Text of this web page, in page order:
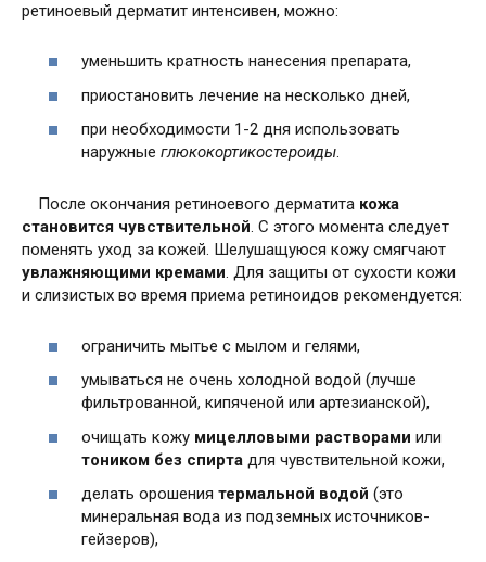
ретиноевый дерматит интенсивен, можно:
уменьшить кратность нанесения препарата,
приостановить лечение на несколько дней,
при необходимости 1-2 дня использовать
наружные глюкокортикостероиды.
После окончания ретиноевого дерматита кожа
становится чувствительной. С этого момента следует
поменять уход за кожей. Шелушащуюся кожу смягчают
увлажняющими кремами. Для защиты от сухости кожи
и слизистых во время приема ретиноидов рекомендуется:
ограничить мытье с мылом и гелями,
умываться не очень холодной водой (лучше
фильтрованной, кипяченой или артезианской),
очищать кожу мицелловыми растворами или
тоником без спирта для чувствительной кожи,
делать орошения термальной водой (это
минеральная вода из подземных источников-
гейзеров),